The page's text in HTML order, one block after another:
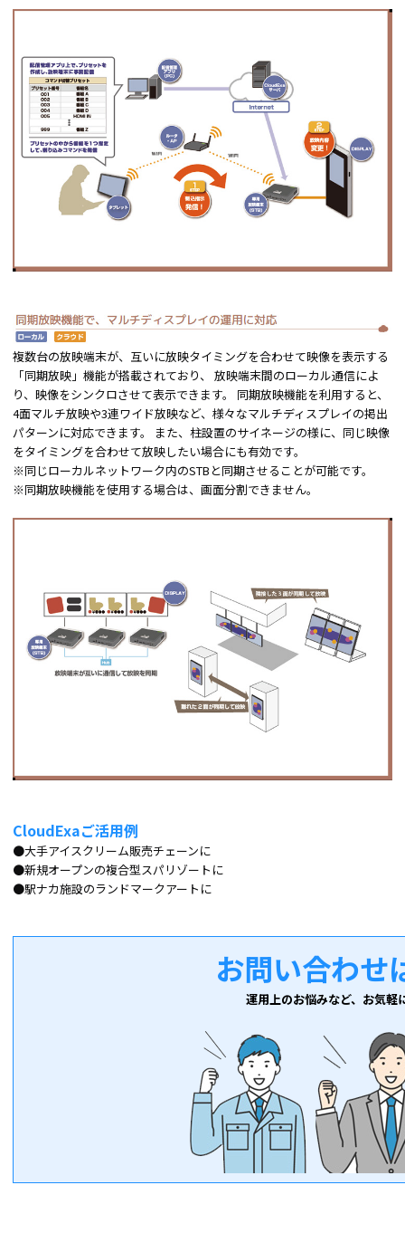
複数台の放映端末が、互いに放映タイミングを合わせて映像を表示する
「同期放映」機能が搭載されており、 放映端末間のローカル通信によ
り、映像をシンクロさせて表示できます。 同期放映機能を利用すると、
4面マルチ放映や3連ワイド放映など、様々なマルチディスプレイの掲出
パターンに対応できます。 また、柱設置のサイネージの様に、同じ映像
をタイミングを合わせて放映したい場合にも有効です。
※同じローカルネットワーク内のSTBと同期させることが可能です。
※同期放映機能を使用する場合は、画面分割できません。
CloudExaご活用例
●大手アイスクリーム販売チェーンに
●新規オープンの複合型スパリゾートに
●駅ナカ施設のランドマークアートに
お問い合わせ
運用上のお悩みなど、お気軽